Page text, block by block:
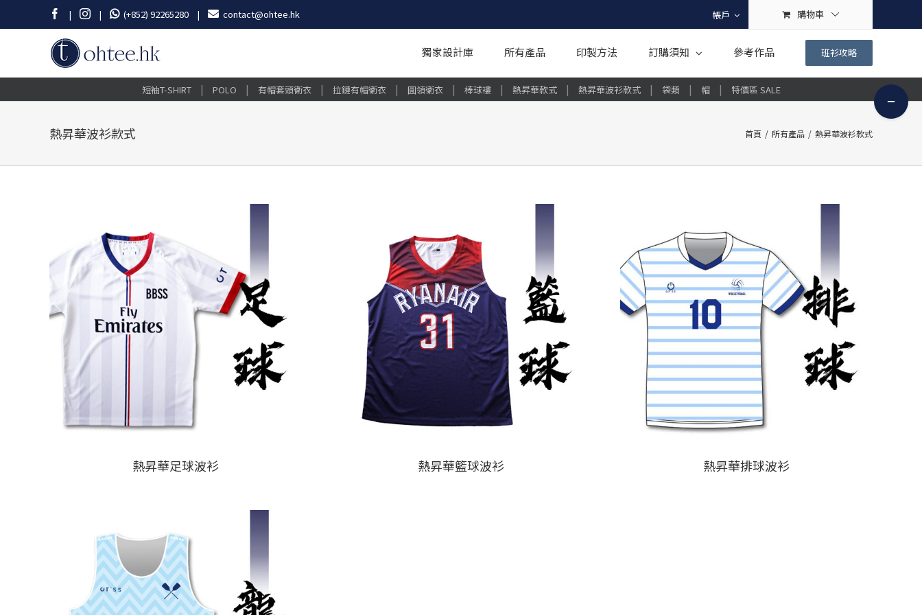
| | (+852) 92265280 | contact@ohtee.hk 帳戶 購物車
獨家設計庫 所有產品 印製方法 訂購須知 參考作品 班衫攻略
Toggle
Sliding
Bar
短袖T-SHIRT | POLO | 有帽套頭衛衣 | 拉鏈有帽衛衣 | 圓領衛衣 | 棒球褸 | 熱昇華款式 | 熱昇華波衫款式 | 袋類 | 帽 | 特價區 SALE
熱昇華波衫款式 首頁 / 所有產品 / 熱昇華波衫款式
熱昇華足球波衫 熱昇華籃球波衫 熱昇華排球波衫